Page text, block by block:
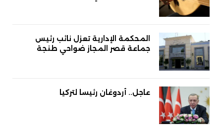
المحكمة الإدارية تعزل نائب رئيس
جماعة قصر المجاز ضواحي طنجة
عاجل.. أردوغان رئيسا لتركيا